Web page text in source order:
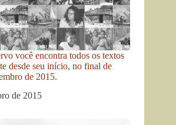
você encontra todos os textos
desde seu início, no final de
de 2015.
de 2015